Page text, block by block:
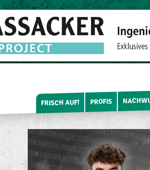
FRISCH AUF! PROFIS